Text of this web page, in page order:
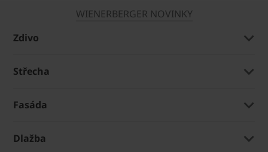
WIENERBERGER NOVINKY
Zdivo
Střecha
Fasáda
Dlažba